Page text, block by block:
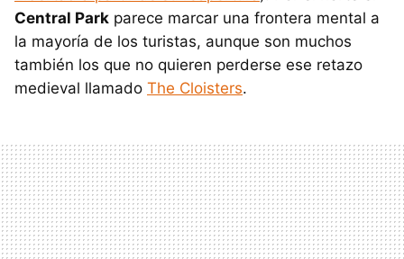
Central Park parece marcar una frontera mental a
la mayoría de los turistas, aunque son muchos
también los que no quieren perderse ese retazo
medieval llamado The Cloisters.